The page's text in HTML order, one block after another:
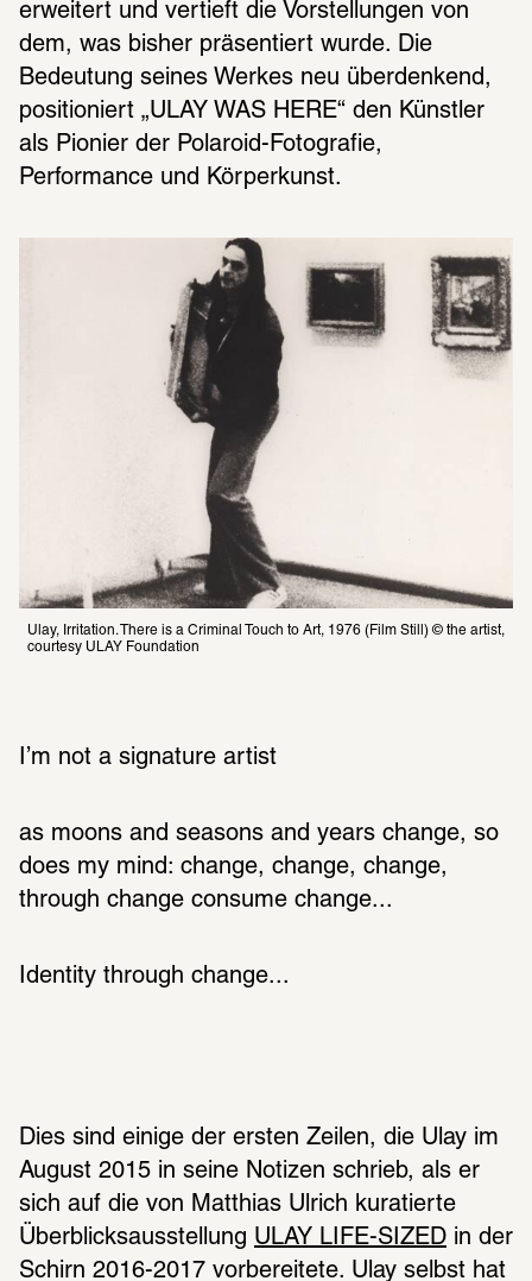
erweitert und vertieft die Vorstellungen von
dem, was bisher präsentiert wurde. Die
Bedeutung seines Werkes neu überdenkend,
positioniert „ULAY WAS HERE“ den Künstler
als Pionier der Polaroid-Fotografie,
Performance und Körperkunst.
Ulay, Irritation. There is a Criminal Touch to Art, 1976 (Film Still) © the artist,
courtesy ULAY Foundation
I’m not a signature artist
as moons and seasons and years change, so
does my mind: change, change, change,
through change consume change...
Identity through change...
Dies sind einige der ersten Zeilen, die Ulay im
August 2015 in seine Notizen schrieb, als er
sich auf die von Matthias Ulrich kuratierte
Überblicksausstellung ULAY LIFE-SIZED in der
Schirn 2016-2017 vorbereitete. Ulay selbst hat